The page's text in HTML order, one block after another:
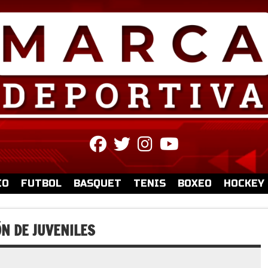
fab
fa-
facebook
fab
fa-
twitter
fab
fa-
instagram
fa-
youtube
FUTBOL BASQUET TENIS BOXEO HOCKEY
DE JUVENILES